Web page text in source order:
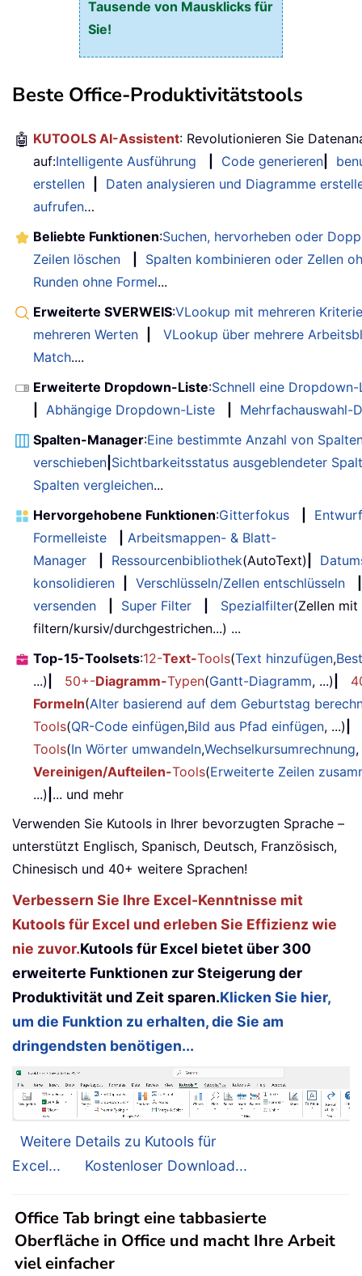
Tausende von Mausklicks für
Sie!
Beste Office-Produktivitätstools
🤖 KUTOOLS AI-Assistent: Revolutionieren Sie
auf:Intelligente Ausführung Code generieren
erstellen
Daten analysieren und Diagramme
aufrufen…
Beliebte Funktionen:Suchen, hervorheben oder
Zeilen löschen
Spalten kombinieren oder Zellen
Runden ohne Formel...
Erweiterte SVERWEIS:VLookup mit mehreren
mehreren Werten
VLookup über mehrere
Match....
Erweiterte Dropdown-Liste:Schnell eine
Abhängige Dropdown-Liste
Mehrfachauswahl-
Spalten-Manager:Eine bestimmte Anzahl von
verschieben Sichtbarkeitsstatus ausgeblendeter
Spalten vergleichen...
Hervorgehobene Funktionen:Gitterfokus
Entwurf
Formelleiste
Arbeitsmappen- & Blatt-
Manager
Ressourcenbibliothek(AutoText)
konsolidieren
Verschlüsseln/Zellen entschlüsseln
versenden
Super Filter Spezialfilter(Zellen
filtern/kursiv/durchgestrichen...) ...
Top-15-Toolsets:12-Text-Tools(Text hinzufügen,
...)
50+-Diagramm-Typen(Gantt-Diagramm, ...)
Formeln(Alter basierend auf dem Geburtstag
Tools(QR-Code einfügen,Bild aus Pfad einfügen, ...)
Tools(In Wörter umwandeln,Wechselkursumrechnung
Vereinigen/Aufteilen-Tools(Erweiterte Zeilen
...) ... und mehr
Verwenden Sie Kutools in Ihrer bevorzugten Sprache –
unterstützt Englisch, Spanisch, Deutsch, Französisch,
Chinesisch und 40+ weitere Sprachen!
Verbessern Sie Ihre Excel-Kenntnisse mit
Kutools für Excel und erleben Sie Effizienz wie
nie zuvor.Kutools für Excel bietet über 300
erweiterte Funktionen zur Steigerung der
Produktivität und Zeit sparen.Klicken Sie hier,
um die Funktion zu erhalten, die Sie am
dringendsten benötigen...
Weitere Details zu Kutools für
Excel...
Kostenloser Download...
Office Tab bringt eine tabbasierte
Oberfläche in Office und macht Ihre Arbeit
viel einfacher